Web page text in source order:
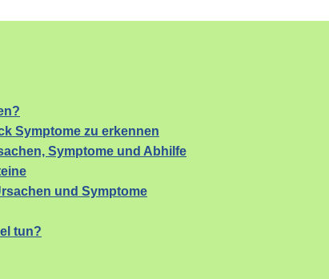
Symptome zu erkennen
Symptome und Abhilfe
und Symptome
tun?